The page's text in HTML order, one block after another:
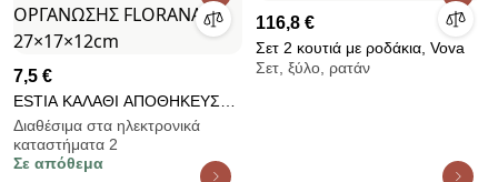
7,5 €
ESTIA ΚΑΛΑΘΙ ΑΠΟΘΗΚΕΥΣΗΣ
&amp; ΟΡΓΑΝΩΣΗΣ FLORANA
27×17×12cm
Διαθέσιμα στα ηλεκτρονικά
καταστήματα 2
Σε απόθεμα
116,8 €
Σετ 2 κουτιά με ροδάκια, Vova
Σετ, ξύλο, ρατάν